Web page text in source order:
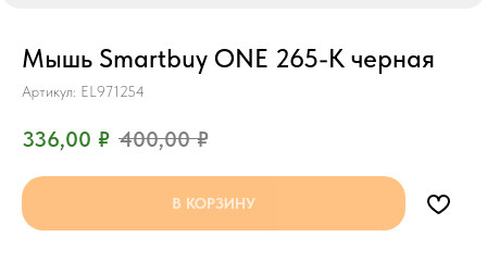
Мышь Smartbuy ONE 265-K черная
Артикул: EL971254
336,00 ₽ 400,00 ₽
В КОРЗИНУ